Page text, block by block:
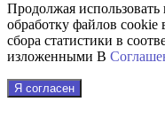
Продолжая использовать
обработку файлов cookie
сбора статистики в
изложенными В
Я согласен